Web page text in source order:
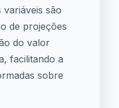
variáveis são
de projeções
do valor
facilitando a
sobre